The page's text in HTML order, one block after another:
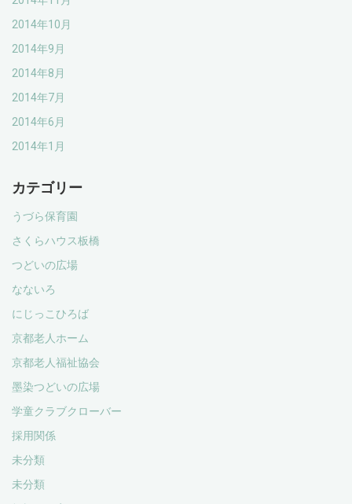
2014年10月
2014年9月
2014年8月
2014年7月
2014年6月
2014年1月
カテゴリー
うづら保育園
さくらハウス板橋
つどいの広場
なないろ
にじっこひろば
京都老人ホーム
京都老人福祉協会
墨染つどいの広場
学童クラブクローバー
採用関係
未分類
未分類